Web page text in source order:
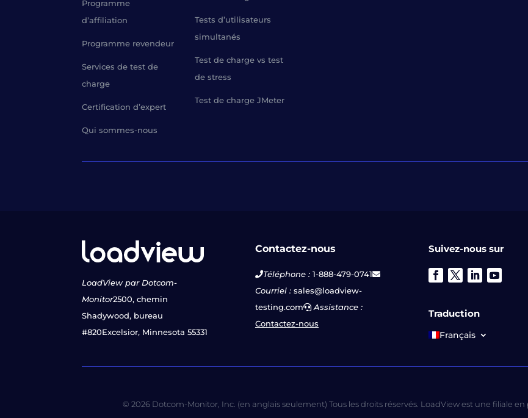
Programme
d’affiliation
Programme revendeur
Services de test de
charge
Certification d’expert
Qui sommes-nous
Tests d’utilisateurs
simultanés
Test de charge vs test
de stress
Test de charge JMeter
LoadView par Dotcom-
Monitor2500, chemin
Shadywood, bureau
#820Excelsior, Minnesota 55331
Contactez-nous
Téléphone :1-888-479-0741
Courriel :sales@loadview-
testing.com
Assistance :
Contactez-nous
Suivez-nous sur
Traduction
Français
© 2026 Dotcom-Monitor, Inc. (en anglais seulement) Tous les droits réservés. LoadView est une filiale en